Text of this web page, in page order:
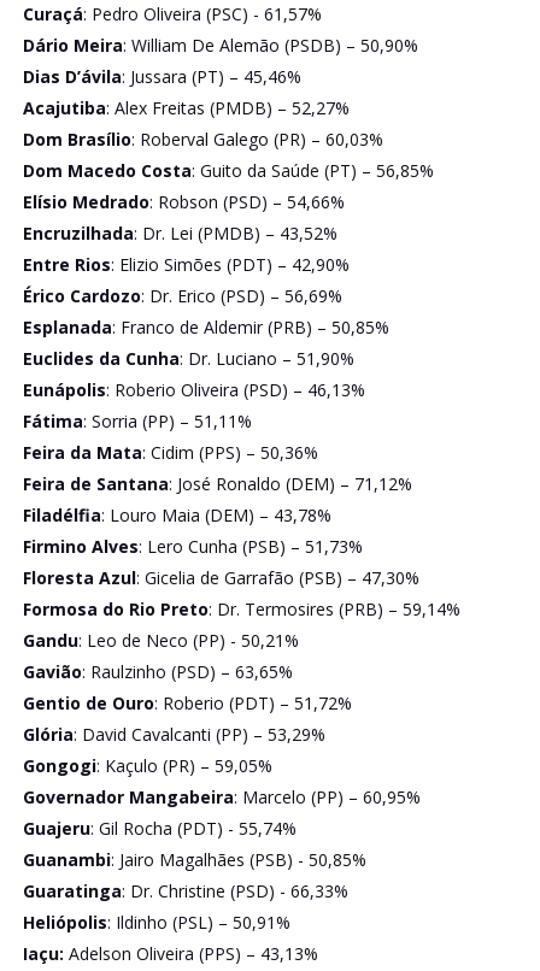
Curaçá: Pedro Oliveira (PSC) - 61,57%
Dário Meira: William De Alemão (PSDB) – 50,90%
Dias D’ávila: Jussara (PT) – 45,46%
Acajutiba: Alex Freitas (PMDB) – 52,27%
Dom Brasílio: Roberval Galego (PR) – 60,03%
Dom Macedo Costa: Guito da Saúde (PT) – 56,85%
Elísio Medrado: Robson (PSD) – 54,66%
Encruzilhada: Dr. Lei (PMDB) – 43,52%
Entre Rios: Elizio Simões (PDT) – 42,90%
Érico Cardozo: Dr. Erico (PSD) – 56,69%
Esplanada: Franco de Aldemir (PRB) – 50,85%
Euclides da Cunha: Dr. Luciano – 51,90%
Eunápolis: Roberio Oliveira (PSD) – 46,13%
Fátima: Sorria (PP) – 51,11%
Feira da Mata: Cidim (PPS) – 50,36%
Feira de Santana: José Ronaldo (DEM) – 71,12%
Filadélfia: Louro Maia (DEM) – 43,78%
Firmino Alves: Lero Cunha (PSB) – 51,73%
Floresta Azul: Gicelia de Garrafão (PSB) – 47,30%
Formosa do Rio Preto: Dr. Termosires (PRB) – 59,14%
Gandu: Leo de Neco (PP) - 50,21%
Gavião: Raulzinho (PSD) – 63,65%
Gentio de Ouro: Roberio (PDT) – 51,72%
Glória: David Cavalcanti (PP) – 53,29%
Gongogi: Kaçulo (PR) – 59,05%
Governador Mangabeira: Marcelo (PP) – 60,95%
Guajeru: Gil Rocha (PDT) - 55,74%
Guanambi: Jairo Magalhães (PSB) - 50,85%
Guaratinga: Dr. Christine (PSD) - 66,33%
Heliópolis: Ildinho (PSL) – 50,91%
Iaçu: Adelson Oliveira (PPS) – 43,13%